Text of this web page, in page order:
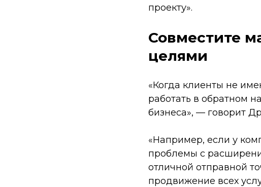
проекту».
Совместите
целями
«Когда клиенты не
работать в обратном
бизнеса», — говорит
«Например, если у
проблемы с
отличной отправной
продвижение всех